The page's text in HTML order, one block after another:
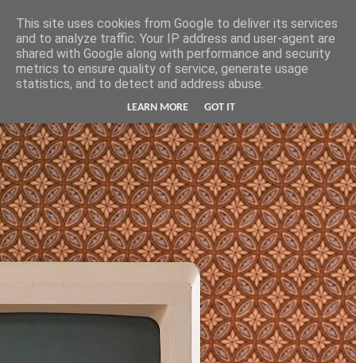
This site uses cookies from Google to deliver its services
and to analyze traffic. Your IP address and user-agent are
shared with Google along with performance and security
metrics to ensure quality of service, generate usage
statistics, and to detect and address abuse.
LEARN MORE GOT IT
Hunter Jerusalem Journal